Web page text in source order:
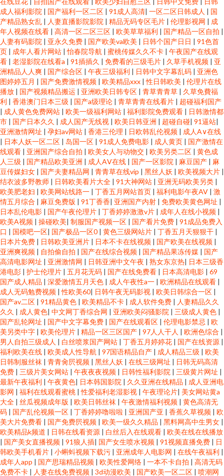
成人福利影院 | 国产福利一区二区 | 91成人高清| 一区二区日韩成人 | 国
产精品熟女乱 | 人妻直播影院影院 | 精品无码专区毛片 | 伦理影视网 | 成
年人视频在线看 | 高清一区二区三区 | 欧美草草福利 | 国产精品一区自拍 |
人妻有码影院 | 亚永久免费 | 国产欧美va欧美 | 日韩个国产日日 | 91色首
页 | 成年人看片网站 |怡春院导航 | 蜜桃传媒久久不卡 | 午夜国产在线观
看 | 老湿影院在线看a | 91插插久 | 免费看的三级毛片 | 久草手机视频 | 亚
洲精品人人爽 | 国产综合区 | 午夜三级福利 | 日韩中文字幕乱码 | 亚洲色
图婷婷五月 | 国产免费激情视频 | 欧美精品xxx |性日韩欧美 | 伦理片在线
播放 | 国产视频精品搬运 | 亚洲欧美日韩专区 | 青草青青草 | 久草免費福
利 | 香港澳门日本三级 | 国产a级理论 | 青草青青在线看片 | 超碰福利国产
| 成人黄色免费网站 | 欧美一级福利网站 | 福利影院免费观看 | 日韩激情都
市 | 国产日本久久 | 成人国产无线视 | 欧美日韩亚洲 | 超碰自碰| 91逼站|
亚洲激情网址 | 孕妇av网站 | 香港三伦理 | 日欧韩乱伦视频 | 成人A∨在线
| 日本人妖一区二区 | 岛国一区 | 91成人免费电影 | 成人黄页 | 国产激情在
线观看 | 亚洲国产综合自拍 | 欧美女人与动物交 | 欧美另类二区 | 黄色成
人三级 | 国产精品欧美亚洲 | 成人AⅤ在线 | 国产一区影院 | 麻豆国产 | 麻
豆传媒妇女 | 国产夫妻精品网 | 青青草在线vip | 黑丝人妖 | 欧美视频大片 |
结衣波多野教师 | 日韩欧美看片大全 | 91大神网站 | 亚洲无码欧美另类 |
欧美肥老妇 | 欧美网站线路一 | 丁香五月网站首页 | 福利电影午夜AV | 激
情五月综合 | 麻豆免费版 | 91丁香香| 亚洲国产内射 | 免费欧美黄色网址 |
日本乱伦电影 | 国产午夜伦理片 | 丁香婷婷激激v片 | 成年人在线小视频 |
欧美A视频 | 操碰欧美| 制服国产视频一区 | 国产看片免费 | 91成品免费入
口 | 国模吧一区| 国产极品一区0 | 黄色三级网站片 | 丁香五月天狠狠干 |
日本片免费 | 日韩欧美亚洲片 | 日本不卡在线视频 | 国产欧美在线视频 |
亚洲爽视频 | 自拍偷自拍 | 国产在线综合视频 | 国产精品果冻传媒 | 国产
高清电影网址 | 亚洲激情网 | 日韩亚洲中文午夜 | 熟女东京热| 日本三级香
港电彭 | 护士伦理片 | 五月花无码 | 国产在线免费看 | 日本高清电影 | 69
国产成人精品 | 深爱激情五月天色 | 成人午夜性a一 | 欧洲精品在线观看 |
成人无码勉费视频 |性欧美60| 日韩午夜无码影视 | 欧美日韩综合一区 |
国产av二区 | 91精品黄色 | 欧美精品不卡 | 成人软件免费 | 人妻精品久久
久久 | 成人黄色| 中文网丁香综合网 | 亚洲欧美闷骚影院 | 三级成人黄色 |
国产乱轮网址 | 国产中文字幕免费 | 国产在线观看区 | 伦理电影禁忌 | 欧
美另类中字 | 欧美伦理片 | 精品一区三区国产 | 97人人干人 | 欧洲色综合 |
男人自拍三级成人 | 白丝喷浆国产网站 | 丁香五月婷婷花 | 国产在线资源 |
福利欧美在线 | 欧美成人性导航 | 97国语精品自产 | 成人精品三级 | 欧美
日韩制服丝袜 | 青青肏屄视频 | 黑丝人妖 | 在线三级网址 | 日韩无码高清
免费 | 三级片美女网站 | 午夜夜夜视频 | 日韩性福利影院 | 三级黄片网址 |
最新午夜福利 | 午夜黄色| 日本韩国影院 | 久久亚洲在线精品 | 成人亚洲电
影网 | 福利在线观看蜜桃 |性爱福利老湿影视 | 午夜理论片| 美女网站黄a
大全 | 丝瓜视频成年版 | 欧美日韩丝袜 | 午夜激情福利视频 | 黄色高清无
码 | 国产乱伦视频一区 | 丁香婷婷噜啦啦 | 亚洲国产亚 | 香蕉久草视频 | 欧
美大片免费看 | 国产免费屄视频 | 欧美一级久久精品 | 黑料网高中生男女 |
欧美精品k频道 | 日韩在线看资源 | 白丝后入在线观看 | 欧美在线在线播放
| 国产美女直播视频 | 91狼人插| 国产女生喷水视频 | 91视频直播免费 | 日
韩欧美手机看片 | 小蝌蚪视频下载污 | 亚洲成年人电影网 | 在线午夜福利 |
成年人app | 国产思瑞精品视频 | 欧美性爱网络 | 一本不卡自拍 | 高清无码
免费不卡 | 人妻在线免费视频 | 3d动漫欧美 | 国产欧美一区二区 | 喷潮网